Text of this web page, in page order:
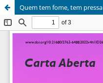
Quem tem fome, tem pressa